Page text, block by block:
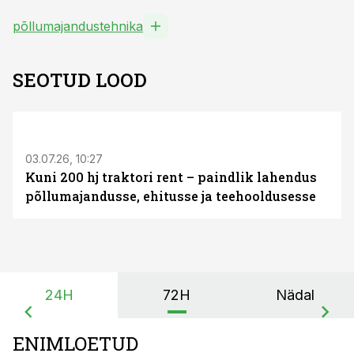
põllumajandustehnika
SEOTUD LOOD
03.07.26, 10:27
Kuni 200 hj traktori rent – paindlik lahendus
põllumajandusse, ehitusse ja teehooldusesse
24H 72H Nädal
ENIMLOETUD